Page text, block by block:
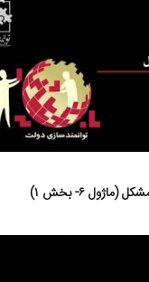
۶- بخش ۱)